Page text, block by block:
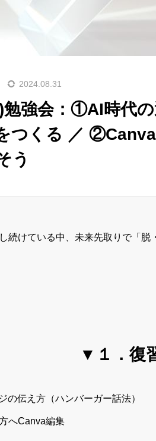
2024.08.31
勉強会：①AI時代
つくる ／
う
続けている中、未来先取りで「
▼１．復
の伝え方（ハンバーガー話法）
へCanva編集